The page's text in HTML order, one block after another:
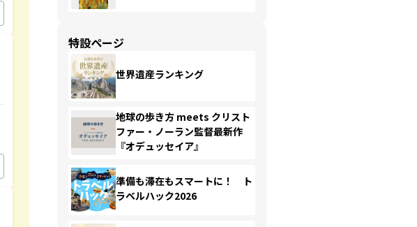
特設ページ
世界遺産ランキング
地球の歩き方 meets クリスト
ファー・ノーラン監督最新作
『オデュッセイア』
準備も滞在もスマートに！ ト
ラベルハック2026